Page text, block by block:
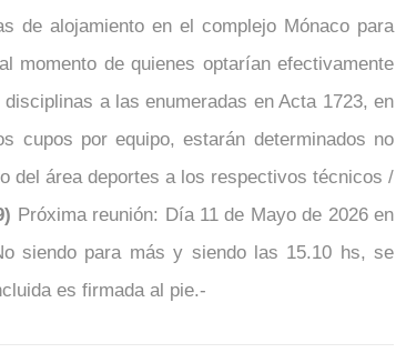
de alojamiento en el complejo Mónaco para
momento de quienes optarían efectivamente
a las enumeradas en Acta 1723, en
cupos por equipo, estarán determinados no
del área deportes a los respectivos técnicos /
Próxima reunión: Día 11 de Mayo de 2026 en
siendo para más y siendo las 15.10 hs, se
es firmada al pie.-